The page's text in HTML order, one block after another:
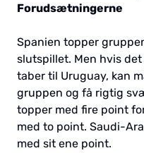
Forudsætningerne
Spanien topper
slutspillet. Men hvis
taber til Uruguay, kan
gruppen og få rigtig
topper med fire point
med to point. Saudi-
med sit ene point.